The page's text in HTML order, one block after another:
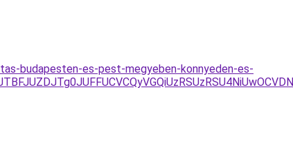
budapesten-es-pest-megyeben-konnyeden-es-